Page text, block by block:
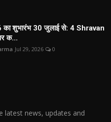
का शुभारंभ 30 जुलाई से: 4 Shravan
क...
Jul 29, 2026 0
latest news, updates and